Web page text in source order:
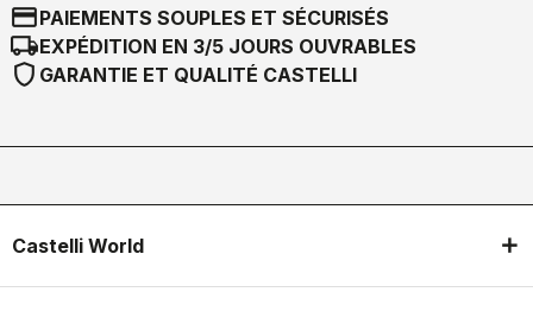
credit_cardPAIEMENTS SOUPLES ET SÉCURISÉS
local_shippingEXPÉDITION EN 3/5 JOURS OUVRABLES
shield GARANTIE ET QUALITÉ CASTELLI
Castelli World